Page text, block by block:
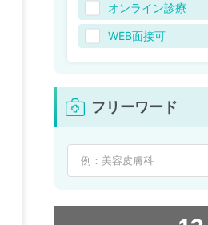
オンライン診療
WEB面接可
フリーワード